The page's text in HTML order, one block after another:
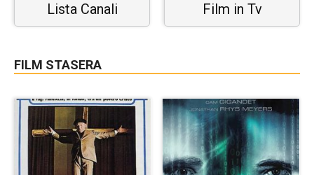
Lista Canali Film in Tv
FILM STASERA